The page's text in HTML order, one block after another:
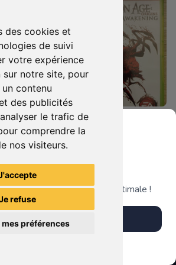
des cookies et
de suivi
votre expérience
sur notre site, pour
contenu
des publicités
le trafic de
comprendre la
nos visiteurs.
refuse
préférences
0
Dragon Age Origins Xbox 360
14.90 €
Grenier du Geek
app pour une expérience optimale !
Télécharger l'app